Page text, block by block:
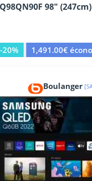
98" (247cm)
-20%
1,491.00€
Boulanger